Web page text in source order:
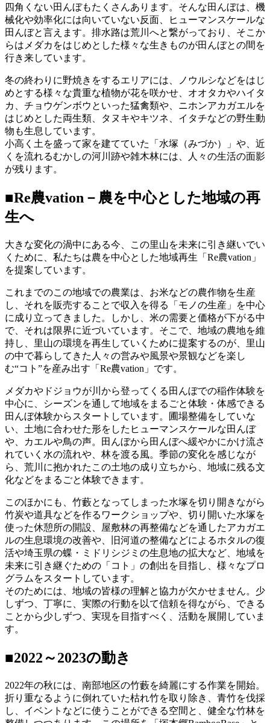
四角くない田んぼもたくさんあります。そんな田んぼは、機
械化や効率化には向いていない反面、ヒューマンスケールな
田んぼと言えます。排水路は荒川へと繋がっており、そこか
らはメダカをはじめとした様々な生きものが田んぼとの間を
行き来しています。
冬の終わりに野焼きをするエリアには、ノウルシなどをはじ
めとする様々な貴重な植物が花を咲かせ、オオタカやハイタ
カ、チョウゲンボウといった猛禽類や、ニホンアカガエルを
はじめとした両生類、タヌキやキツネ、イタチなどの野生動
物も生息しています。
小高く土を盛って家を建てていた「水塚（みづか）」や、近
くを流れるむかしの河川跡や雑木林には、人々の生活の面影
が残ります。
■Re農vation－農を中心とした地域の再
生へ
大きな変化の渦中にある今、この里山を未来に引き継いでい
くために、私たちは農を中心とした地域再生「Re農vation」
を提案しています。
これまでのこの地域での農業は、お米などの農作物を生産
し、それを販売することで収入を得る「モノの生産」を中心
に成り立ってきました。しかし、米の需要と価格が下がる中
で、それは限界に近づいています。そこで、地域の農地を維
持し、里山の環境を再生していくために提案するのが、里山
の中で暮らしてきた人々の営みや風景や景観などを楽し
む“コト”を産み出す「Re農vation」です。
メダカやドジョウが川から登ってくる田んぼでの稲作体験を
中心に、シーズンを通して地域をまるごと体験・体感できる
田んぼ体験からスタートしています。圃場整備をしていな
い、土地に合わせた形をしたヒューマンスケールな田んぼ
や、カエルや鳥の声。田んぼから田んぼへ緩やかにかけ流さ
れていく水の流れや、林を渡る風。季節の変化を感じなが
ら、荒川に抱かれたこの土地の成り立ちから、地域に残る文
化などをまるごと体験できます。
このほかにも、竹藪となってしまった水塚を切り開きながら
竹炭や道具などを作るワークショップや、切り開いた水塚を
使った休憩所の開設、屋敷林の再整備などを通したアカガエ
ルの生息環境の改善や、旧河道の整備などによるホタルの復
活や埼玉県の蝶・ミドリシジミの生息地の拡大など、地域を
未来に引き継ぐための「コト」の創出を目指し、様々なプロ
グラムをスタートしています。
そのためには、地域の皆様の理解と協力が欠かせません。少
しずつ、丁寧に、実際の行動を以て信頼を得ながら、できる
ことから少しずつ、実現を目指すべく、活動を展開していま
す。
■2022～2023の動き
2022年の秋には、南部地区の竹藪を綺麗にする作業を開始。
折り重なるように倒れていた枯れ竹を取り除き、青竹を伐採
し、イベントなどに使うことができる空間と、健全な竹林を